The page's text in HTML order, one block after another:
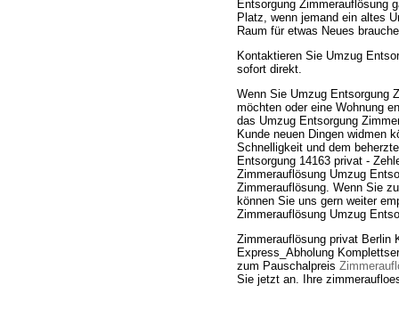
Entsorgung Zimmerauflösung
Platz, wenn jemand ein altes
Raum für etwas Neues
Kontaktieren Sie Umzug
sofort direkt.
Wenn Sie Umzug Entsorgung
möchten oder eine Wohnung
das Umzug Entsorgung
Kunde neuen Dingen widmen
Schnelligkeit und dem
Entsorgung 14163 privat -
Zimmerauflösung Umzug
Zimmerauflösung. Wenn Sie
können Sie uns gern weiter
Zimmerauflösung Umzug
Zimmerauflösung privat Berlin
Express_Abholung
zum Pauschalpreis
Sie jetzt an. Ihre